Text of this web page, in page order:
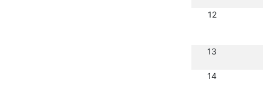
12
13
14